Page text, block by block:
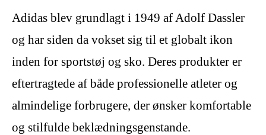
Adidas blev grundlagt i 1949 af Adolf Dassler
og har siden da vokset sig til et globalt ikon
inden for sportstøj og sko. Deres produkter er
eftertragtede af både professionelle atleter og
almindelige forbrugere, der ønsker komfortable
og stilfulde beklædningsgenstande.